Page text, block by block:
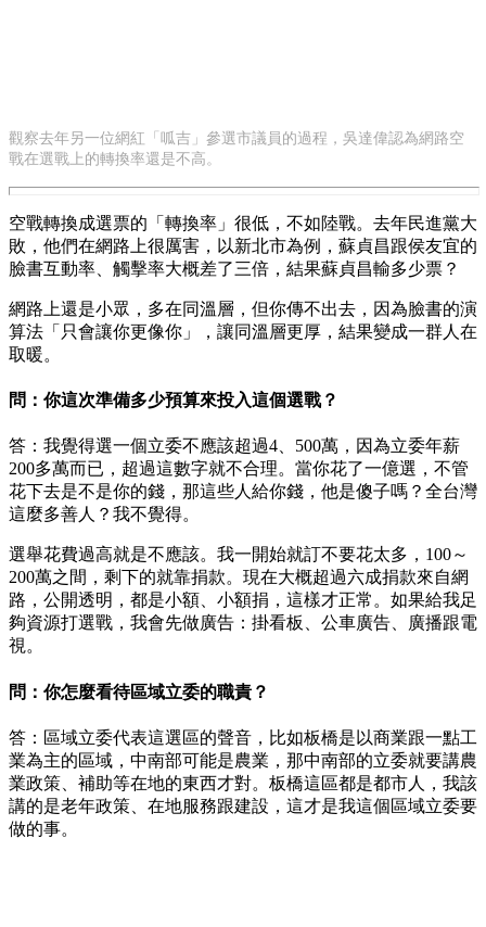
觀察去年另一位網紅「呱吉」參選市議員的過程，吳達偉認為網路空
戰在選戰上的轉換率還是不高。
空戰轉換成選票的「轉換率」很低，不如陸戰。去年民進黨大
敗，他們在網路上很厲害，以新北市為例，蘇貞昌跟侯友宜的
臉書互動率、觸擊率大概差了三倍，結果蘇貞昌輸多少票？
網路上還是小眾，多在同溫層，但你傳不出去，因為臉書的演
算法「只會讓你更像你」，讓同溫層更厚，結果變成一群人在
取暖。
問：你這次準備多少預算來投入這個選戰？
答：我覺得選一個立委不應該超過4、500萬，因為立委年薪
200多萬而已，超過這數字就不合理。當你花了一億選，不管
花下去是不是你的錢，那這些人給你錢，他是傻子嗎？全台灣
這麼多善人？我不覺得。
選舉花費過高就是不應該。我一開始就訂不要花太多，100～
200萬之間，剩下的就靠捐款。現在大概超過六成捐款來自網
路，公開透明，都是小額、小額捐，這樣才正常。如果給我足
夠資源打選戰，我會先做廣告：掛看板、公車廣告、廣播跟電
視。
問：你怎麼看待區域立委的職責？
答：區域立委代表這選區的聲音，比如板橋是以商業跟一點工
業為主的區域，中南部可能是農業，那中南部的立委就要講農
業政策、補助等在地的東西才對。板橋這區都是都市人，我該
講的是老年政策、在地服務跟建設，這才是我這個區域立委要
做的事。